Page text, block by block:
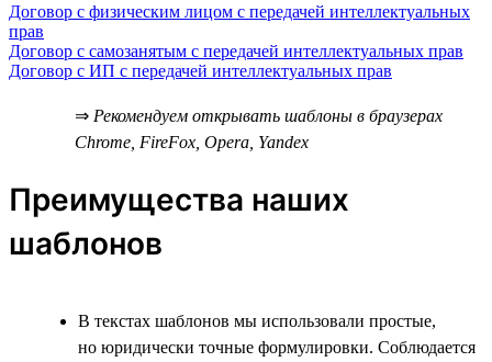
Договор с физическим лицом с передачей интеллектуальных
прав
Договор с самозанятым с передачей интеллектуальных прав
Договор с ИП с передачей интеллектуальных прав
⇒ Рекомендуем открывать шаблоны в браузерах
Chrome, FireFox, Opera, Yandex
Преимущества наших
шаблонов
В текстах шаблонов мы использовали простые,
но юридически точные формулировки. Соблюдается